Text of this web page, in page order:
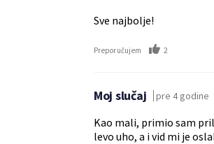
Sve najbolje!
Preporučujem 2
Moj slučaj pre 4 godine
Kao mali, primio sam
levo uho, a i vid mi je